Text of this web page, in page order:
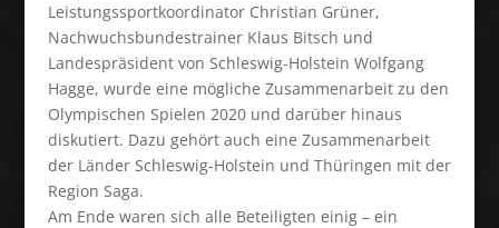
Leistungssportkoordinator Christian Grüner,
Nachwuchsbundestrainer Klaus Bitsch und
Landespräsident von Schleswig-Holstein Wolfgang
Hagge, wurde eine mögliche Zusammenarbeit zu den
Olympischen Spielen 2020 und darüber hinaus
diskutiert. Dazu gehört auch eine Zusammenarbeit
der Länder Schleswig-Holstein und Thüringen mit der
Region Saga.
Am Ende waren sich alle Beteiligten einig – ein